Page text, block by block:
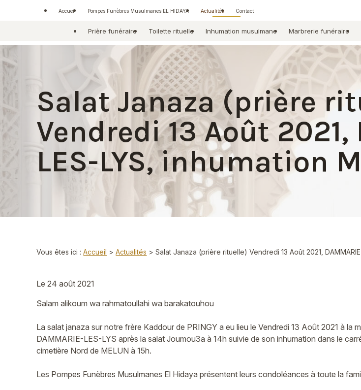
Accueil Pompes Funèbres Musulmanes EL HIDAYA Actualités Contact
Prière funéraire Toilette rituelle Inhumation musulmane Marbrerie funéraire
Salat Janaza (prière
Vendredi 13 Août 2021,
LES-LYS, inhumation
Vous êtes ici : Accueil >Actualités > Salat Janaza (prière rituelle) Vendredi 13 Août 2021,
Le24 août 2021
Salam alikoum wa rahmatoullahi wa barakatouhou
La salat janaza sur notre frère Kaddour de PRINGY a eu lieu le Vendredi 13 Août 2021 à la
DAMMARIE-LES-LYS après la salat Joumou3a à 14h suivie de son inhumation dans le
cimetière Nord de MELUN à 15h.
Les Pompes Funèbres Musulmanes El Hidaya présentent leurs condoléances à toute la